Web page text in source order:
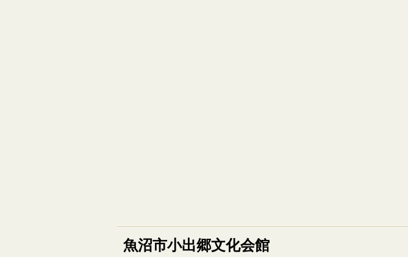
魚沼市小出郷文化会館